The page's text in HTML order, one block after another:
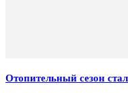
Отопительный сезон